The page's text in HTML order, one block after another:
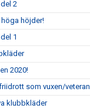
2
höjder!
1
2020!
som vuxen/veteran
klubbkläder